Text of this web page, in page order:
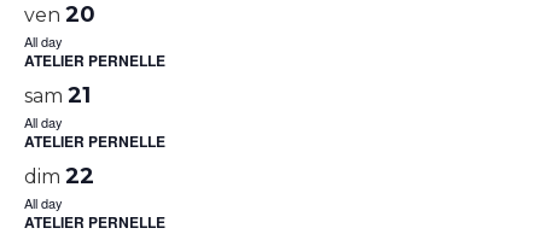
ven 20
All day
ATELIER PERNELLE
sam 21
All day
ATELIER PERNELLE
dim 22
All day
ATELIER PERNELLE